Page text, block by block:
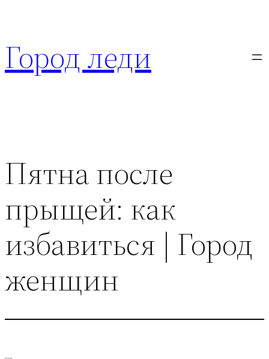
содержимому
Город леди
Пятна после
прыщей: как
избавиться | Город
женщин